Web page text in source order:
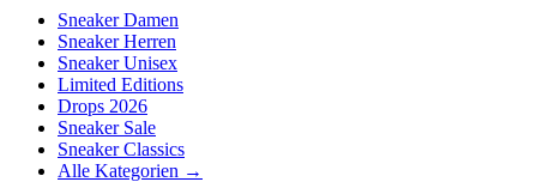
Sneaker Damen
Sneaker Herren
Sneaker Unisex
Limited Editions
Drops 2026
Sneaker Sale
Sneaker Classics
Alle Kategorien →